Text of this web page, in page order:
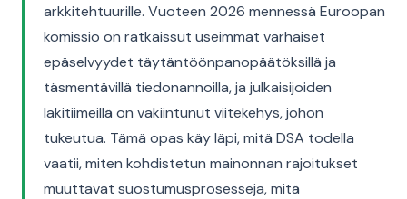
arkkitehtuurille. Vuoteen 2026 mennessä Euroopan
komissio on ratkaissut useimmat varhaiset
epäselvyydet täytäntöönpanopäätöksillä ja
täsmentävillä tiedonannoilla, ja julkaisijoiden
lakitiimeillä on vakiintunut viitekehys, johon
tukeutua. Tämä opas käy läpi, mitä DSA todella
vaatii, miten kohdistetun mainonnan rajoitukset
muuttavat suostumusprosesseja, mitä